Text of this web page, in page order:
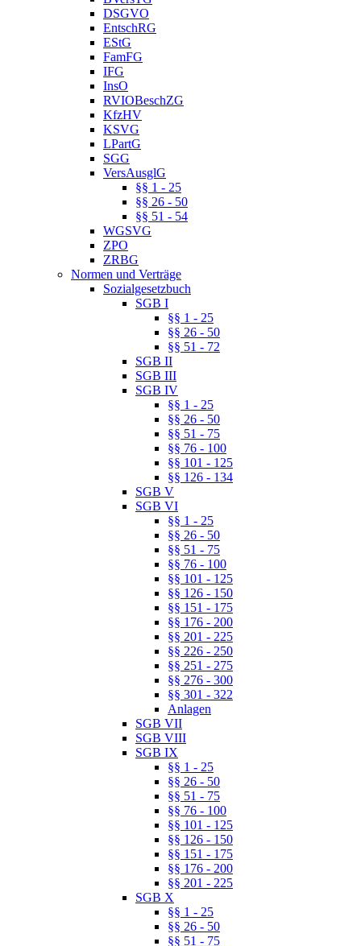
DSGVO
EntschRG
EStG
FamFG
IFG
InsO
RVIOBeschZG
KfzHV
KSVG
LPartG
SGG
VersAusglG
§§ 1 - 25
§§ 26 - 50
§§ 51 - 54
WGSVG
ZPO
ZRBG
Normen und Verträge
Sozialgesetzbuch
SGB I
§§ 1 - 25
§§ 26 - 50
§§ 51 - 72
SGB II
SGB III
SGB IV
§§ 1 - 25
§§ 26 - 50
§§ 51 - 75
§§ 76 - 100
§§ 101 - 125
§§ 126 - 134
SGB V
SGB VI
§§ 1 - 25
§§ 26 - 50
§§ 51 - 75
§§ 76 - 100
§§ 101 - 125
§§ 126 - 150
§§ 151 - 175
§§ 176 - 200
§§ 201 - 225
§§ 226 - 250
§§ 251 - 275
§§ 276 - 300
§§ 301 - 322
Anlagen
SGB VII
SGB VIII
SGB IX
§§ 1 - 25
§§ 26 - 50
§§ 51 - 75
§§ 76 - 100
§§ 101 - 125
§§ 126 - 150
§§ 151 - 175
§§ 176 - 200
§§ 201 - 225
SGB X
§§ 1 - 25
§§ 26 - 50
§§ 51 - 75